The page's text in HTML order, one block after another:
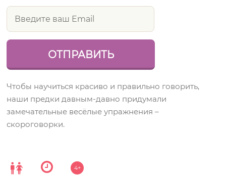
Чтобы научиться красиво и правильно говорить,
наши предки давным-давно придумали
замечательные весёлые упражнения –
скороговорки.
4+